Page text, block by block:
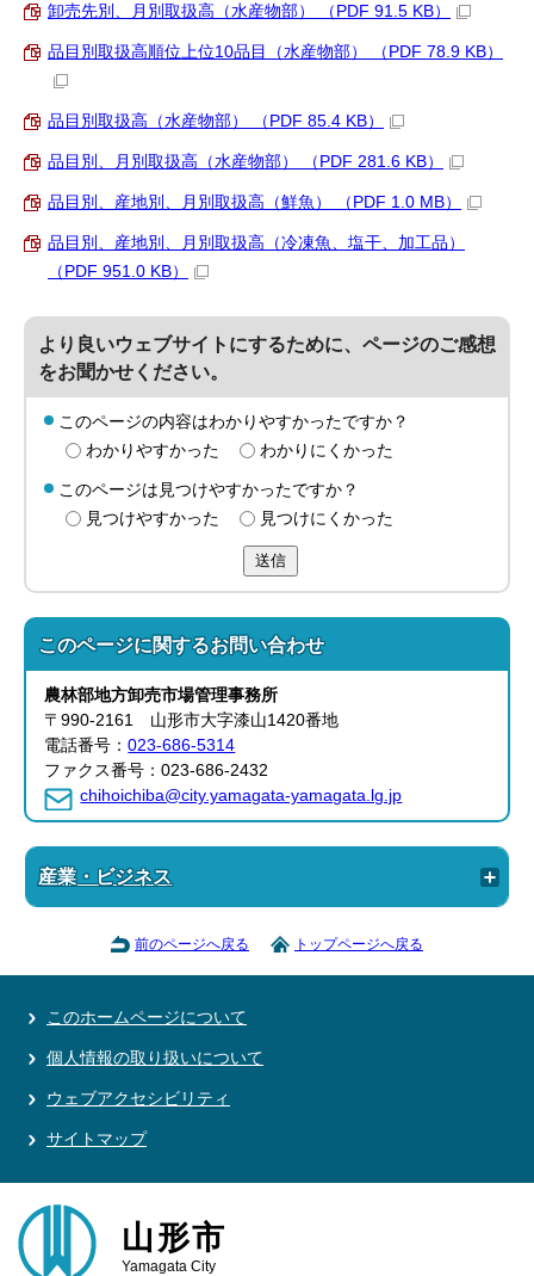
卸売先別、月別取扱高（水産物部） （PDF 91.5 KB）
品目別取扱高順位上位10品目（水産物部） （PDF 78.9 KB）
品目別取扱高（水産物部） （PDF 85.4 KB）
品目別、月別取扱高（水産物部） （PDF 281.6 KB）
品目別、産地別、月別取扱高（鮮魚） （PDF 1.0 MB）
品目別、産地別、月別取扱高（冷凍魚、塩干、加工品）
（PDF 951.0 KB）
より良いウェブサイトにするために、ページのご感想
をお聞かせください。
このページの内容はわかりやすかったですか？
わかりやすかった
わかりにくかった
このページは見つけやすかったですか？
見つけやすかった
見つけにくかった
送信
このページに関するお問い合わせ
農林部地方卸売市場管理事務所
〒990-2161 山形市大字漆山1420番地
電話番号：023-686-5314
ファクス番号：023-686-2432
chihoichiba@city.yamagata-yamagata.lg.jp
産業・ビジネス
前のページへ戻る トップページへ戻る
このホームページについて
個人情報の取り扱いについて
ウェブアクセシビリティ
サイトマップ
山形市
Yamagata City